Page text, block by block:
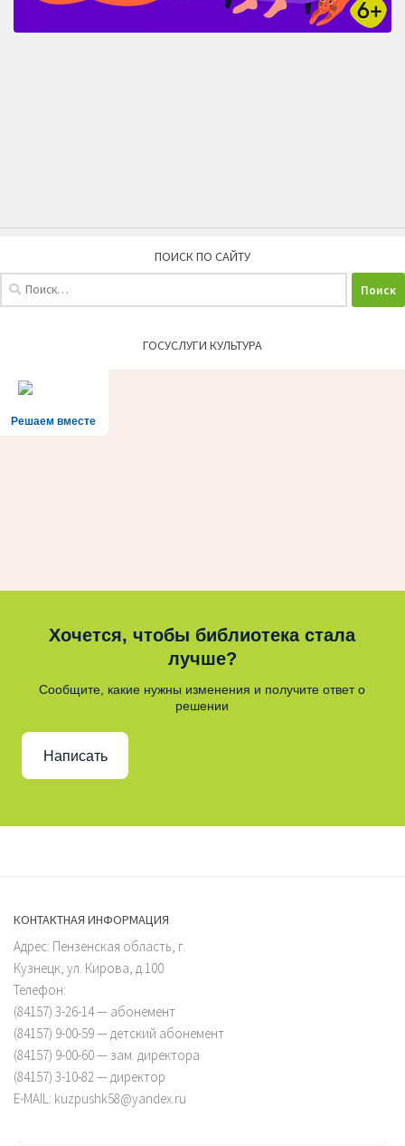
ПОИСК ПО САЙТУ
ГОСУСЛУГИ КУЛЬТУРА
Решаем вместе
Хочется, чтобы библиотека стала
лучше?
Сообщите, какие нужны изменения и получите ответ о
решении
Написать
КОНТАКТНАЯ ИНФОРМАЦИЯ
Адрес: Пензенская область, г.
Кузнецк, ул. Кирова, д.100
Телефон:
(84157) 3-26-14 — абонемент
(84157) 9-00-59 — детский абонемент
(84157) 9-00-60 — зам. директора
(84157) 3-10-82 — директор
E-MAIL: kuzpushk58@yandex.ru